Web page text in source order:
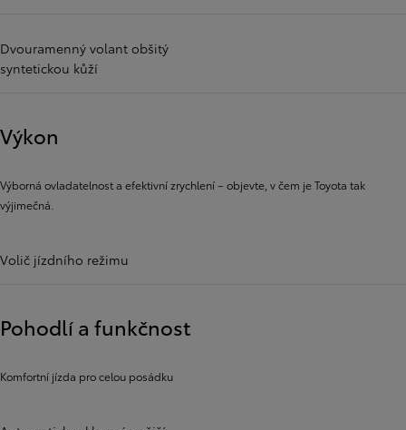
Dvouramenný volant obšitý
syntetickou kůží
Výkon
Výborná ovladatelnost a efektivní zrychlení – objevte, v čem je Toyota tak
výjimečná.
Volič jízdního režimu
Pohodlí a funkčnost
Komfortní jízda pro celou posádku